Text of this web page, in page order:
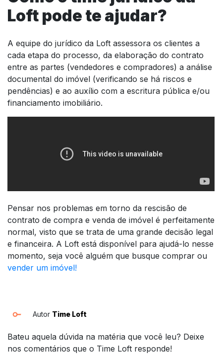
Loft pode te ajudar?
A equipe do jurídico da Loft assessora os clientes a
cada etapa do processo, da elaboração do contrato
entre as partes (vendedores e compradores) a análise
documental do imóvel (verificando se há riscos e
pendências) e ao auxílio com a escritura pública e/ou
financiamento imobiliário.
Pensar nos problemas em torno da rescisão de
contrato de compra e venda de imóvel é perfeitamente
normal, visto que se trata de uma grande decisão legal
e financeira. A Loft está disponível para ajudá-lo nesse
momento, seja você alguém que busque comprar ou
vender um imóvel!
Autor Time Loft
Bateu aquela dúvida na matéria que você leu? Deixe
nos comentários que o Time Loft responde!